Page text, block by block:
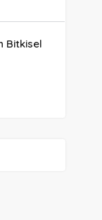
Bitkisel